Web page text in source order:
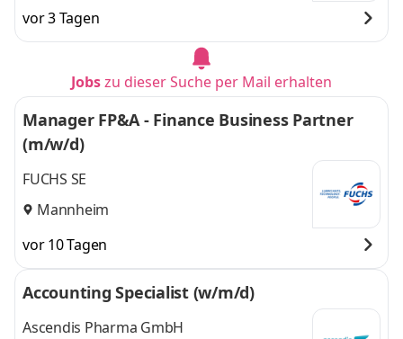
vor 3 Tagen
Jobszu dieser Suche per Mail erhalten
Manager FP&A - Finance Business Partner
(m/w/d)
FUCHS SE
Mannheim
vor 10 Tagen
Accounting Specialist (w/m/d)
Ascendis Pharma GmbH